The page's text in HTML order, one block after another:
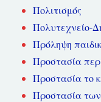
Πολιτισμός
Πολυτεχνείο-
Πρόληψη
Προστασία
Προστασία το
Προστασία